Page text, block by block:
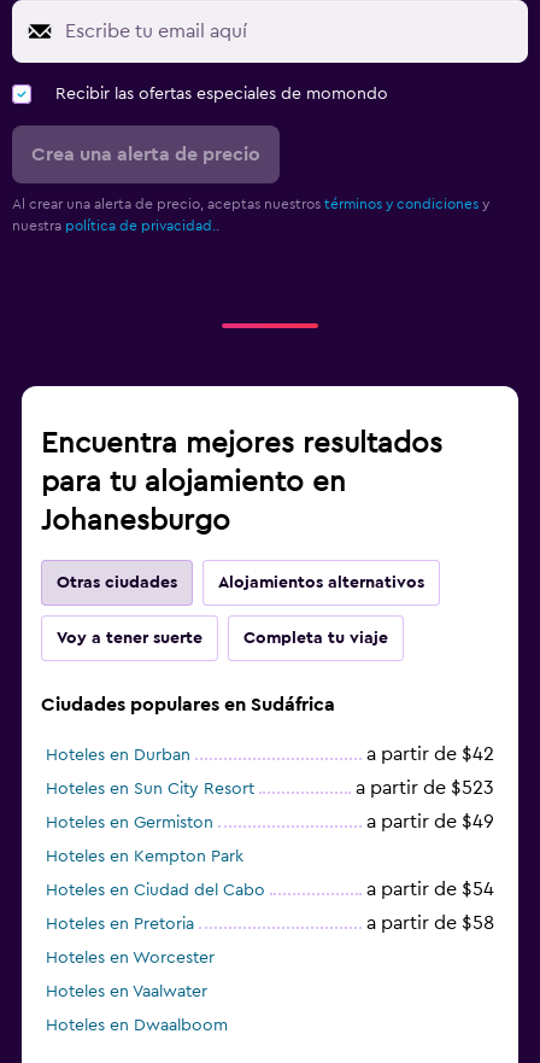
Recibir las ofertas especiales de momondo
Crea una alerta de precio
Al crear una alerta de precio, aceptas nuestros términos y condiciones y
nuestra política de privacidad.
Encuentra mejores resultados
para tu alojamiento en
Johanesburgo
Otras ciudades Alojamientos alternativos
Voy a tener suerte Completa tu viaje
Ciudades populares en Sudáfrica
Hoteles en Durban a partir de $42
Hoteles en Sun City Resort a partir de $523
Hoteles en Germiston a partir de $49
Hoteles en Kempton Park
Hoteles en Ciudad del Cabo
a partir de $54
Hoteles en Pretoria a partir de $58
Hoteles en Worcester
Hoteles en Vaalwater
Hoteles en Dwaalboom